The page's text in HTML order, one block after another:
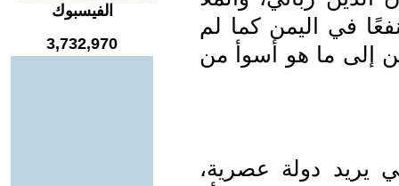
في اليمن كما لم
إلى ما هو أسوأ من
يريد دولة عصرية،
الفيسبوك
3,732,970